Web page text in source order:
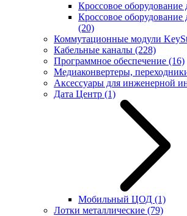
Кроссовое оборудование
Кроссовое оборудование
(20)
Коммутационные модули
Кабельные каналы (228)
Программное обеспечение (16)
Медиаконвертеры,
Аксессуары для инженерной
Дата Центр (1)
Мобильный ЦОД (1)
Лотки металлические (79)